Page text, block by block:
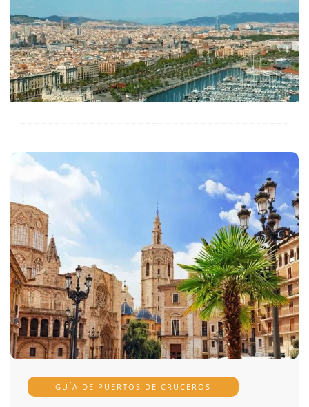
GUÍA DE PUERTOS DE CRUCEROS